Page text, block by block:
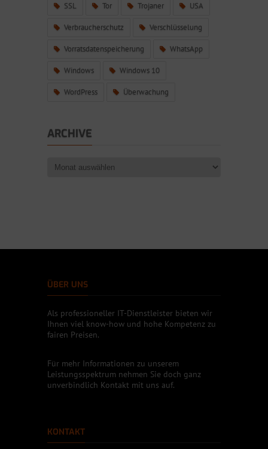
SSL Tor Trojaner USA
Verbraucherschutz Verschlüsselung
Vorratsdatenspeicherung WhatsApp
Windows Windows 10
WordPress Überwachung
ARCHIVE
ÜBER UNS
Als professioneller IT-Dienstleister bieten wir
Ihnen viel know-how und hohe Kompetenz zu
fairen Preisen.
Für mehr Informationen zu unserem
Leistungsspektrum nehmen Sie doch ganz
unverbindlich Kontakt mit uns auf.
KONTAKT